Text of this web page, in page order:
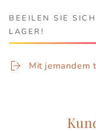
BEEILEN SIE
LAGER!
Mit jemandem